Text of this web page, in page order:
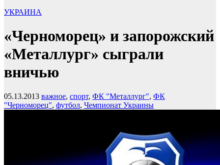
УКРАИНА
«Черноморец» и запорожский
«Металлург» сыграли
вничью
05.13.2013 важное, спорт, ФК "Металлург", ФК
"Черноморец", футбол, Чемпионат Украины